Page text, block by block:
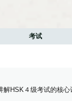
考试
解HSK４级考试的核